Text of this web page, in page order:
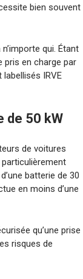
bien souvent
qui. Étant
pris en charge par
IRVE
de 50 kW
de voitures
batterie de 30
en moins d’une
qu’une prise
risques de